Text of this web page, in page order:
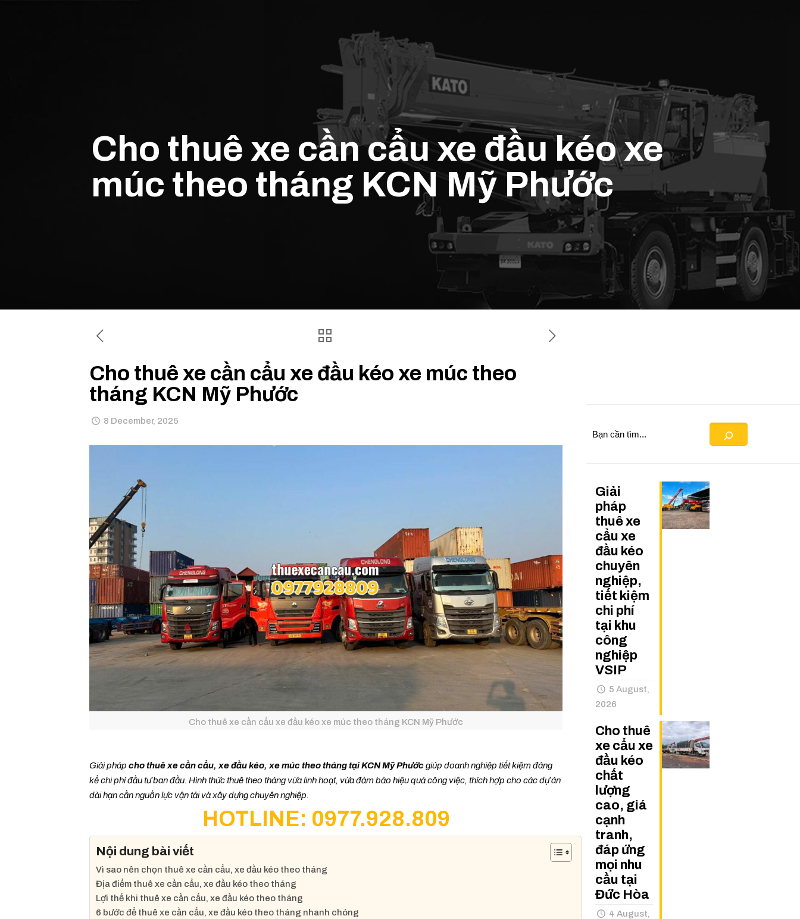
Cho thuê xe cần cẩu xe đầu kéo xe
múc theo tháng KCN Mỹ Phước
Cho thuê xe cần cẩu xe đầu kéo xe múc theo
tháng KCN Mỹ Phước
8 December, 2025
Cho thuê xe cần cẩu xe đầu kéo xe múc theo tháng KCN Mỹ Phước
Giải phápcho thuê xe cần cẩu, xe đầu kéo, xe múc theo tháng tại KCN Mỹ Phướcgiúp doanh nghiệp tiết kiệm đáng
kể chi phí đầu tư ban đầu. Hình thức thuê theo tháng vừa linh hoạt, vừa đảm bảo hiệu quả công việc, thích hợp cho các dự án
dài hạn cần nguồn lực vận tải và xây dựng chuyên nghiệp.
HOTLINE: 0977.928.809
Nội dung bài viết
Vì sao nên chọn thuê xe cần cẩu, xe đầu kéo theo tháng
Địa điểm thuê xe cần cẩu, xe đầu kéo theo tháng
Lợi thế khi thuê xe cần cẩu, xe đầu kéo theo tháng
6 bước để thuê xe cần cẩu, xe đầu kéo theo tháng nhanh chóng
Search
Giải
pháp
thuê xe
cẩu xe
đầu kéo
chuyên
nghiệp,
tiết kiệm
chi phí
tại khu
công
nghiệp
VSIP
5 August,
2026
Cho thuê
xe cẩu xe
đầu kéo
chất
lượng
cao, giá
cạnh
tranh,
đáp ứng
mọi nhu
cầu tại
Đức Hòa
4 August,